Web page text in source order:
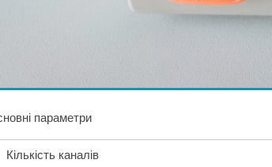
параметри
Кількість каналів